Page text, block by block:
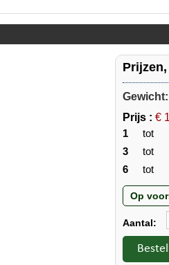
Gewicht:
Prijs : €
1
tot
3
tot
6
tot
Op
Aantal: